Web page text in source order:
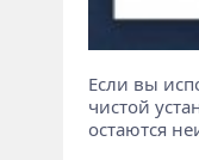
Если вы
чистой
остаются